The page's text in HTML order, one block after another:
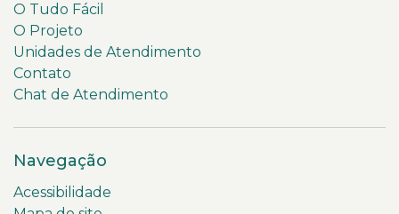
O Tudo Fácil
O Projeto
Unidades de Atendimento
Contato
Chat de Atendimento
Navegação
Acessibilidade